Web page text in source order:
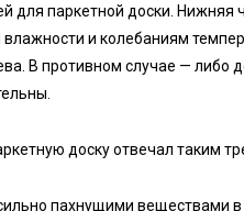
для паркетной доски. Нижняя
и колебаниям
В противном случае — либо
доску отвечал таким
пахнущими веществами